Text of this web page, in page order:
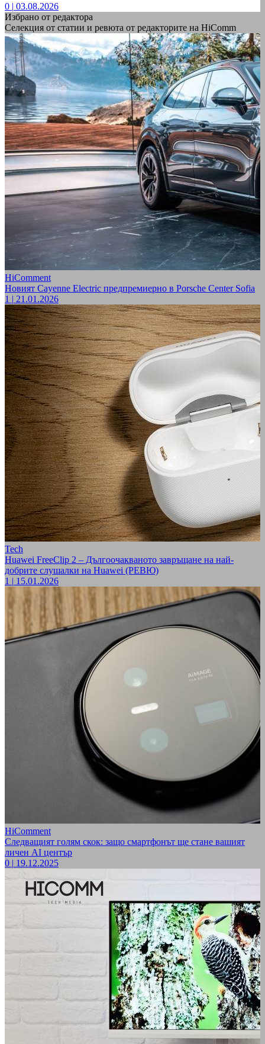
0 | 03.08.2026
Избрано от редактора
Селекция от статии и ревюта от редакторите на HiComm
HiComment
Новият Cayenne Electric предпремиерно в Porsche Center Sofia
1 | 21.01.2026
Tech
Huawei FreeClip 2 – Дългоочакваното завръщане на най-
добрите слушалки на Huawei (РЕВЮ)
1 | 15.01.2026
HiComment
Следващият голям скок: защо смартфонът ще стане вашият
личен AI център
0 | 19.12.2025